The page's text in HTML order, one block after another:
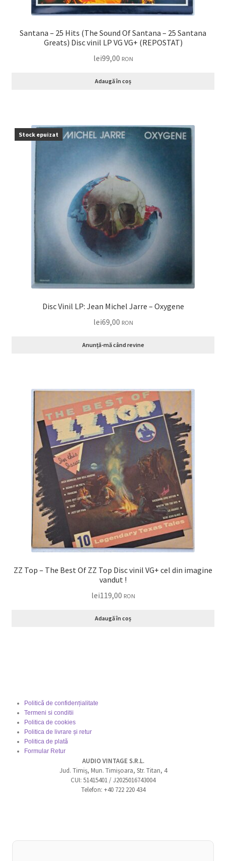
Santana – 25 Hits (The Sound Of Santana – 25 Santana
Greats) Disc vinil LP VG VG+ (REPOSTAT)
lei99,00 RON
Adaugă în coș
Stock epuizat
Disc Vinil LP: Jean Michel Jarre – Oxygene
lei69,00 RON
Anunță-mă când revine
ZZ Top – The Best Of ZZ Top Disc vinil VG+ cel din imagine
vandut !
lei119,00 RON
Adaugă în coș
Politică de confidențialitate
Termeni si conditii
Politica de cookies
Politica de livrare și retur
Politica de plată
Formular Retur
AUDIO VINTAGE S.R.L.
Jud. Timiș, Mun. Timișoara, Str. Titan, 4
CUI: 51415401 / J2025016743004
Telefon: +40 722 220 434